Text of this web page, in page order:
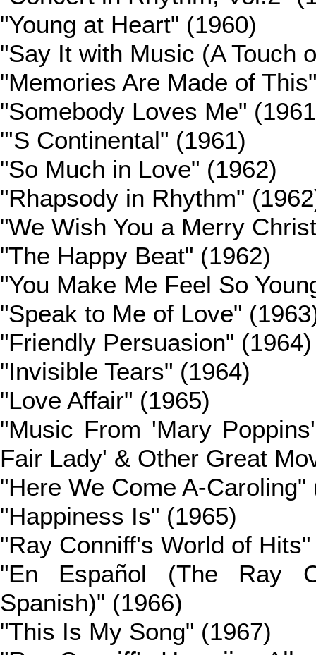
"Young at Heart" (1960)
"Say It with Music (A Touch
"Memories Are Made of
"Somebody Loves Me"
"'S Continental" (1961)
"So Much in Love" (1962)
"Rhapsody in Rhythm"
"We Wish You a Merry
"The Happy Beat" (1962)
"You Make Me Feel So
"Speak to Me of Love"
"Friendly Persuasion" (1964)
"Invisible Tears" (1964)
"Love Affair" (1965)
"Music From 'Mary
Fair Lady' & Other Great
"Here We Come A-Caroling"
"Happiness Is" (1965)
"Ray Conniff's World of
"En Español (The Ray
Spanish)" (1966)
"This Is My Song" (1967)